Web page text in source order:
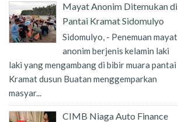
Mayat Anonim Ditemukan di
Pantai Kramat Sidomulyo
Sidomulyo, - Penemuan mayat
anonim berjenis kelamin laki
laki yang mengambang di bibir muara pantai
Kramat dusun Buatan menggemparkan
masyar...
CIMB Niaga Auto Finance